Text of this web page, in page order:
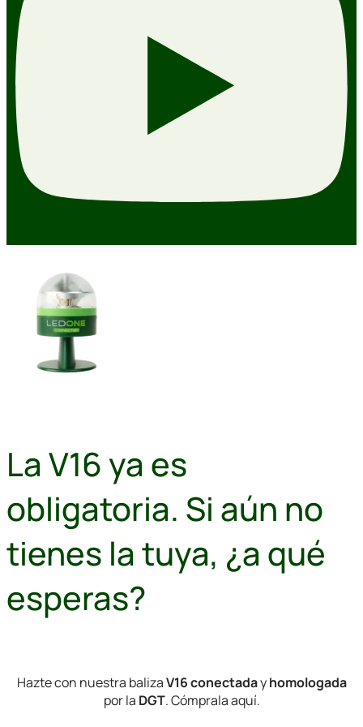
La V16 ya es
obligatoria. Si aún no
tienes la tuya, ¿a qué
esperas?
Hazte con nuestra balizaV16conectadayhomologada
por la DGT. Cómprala aquí.